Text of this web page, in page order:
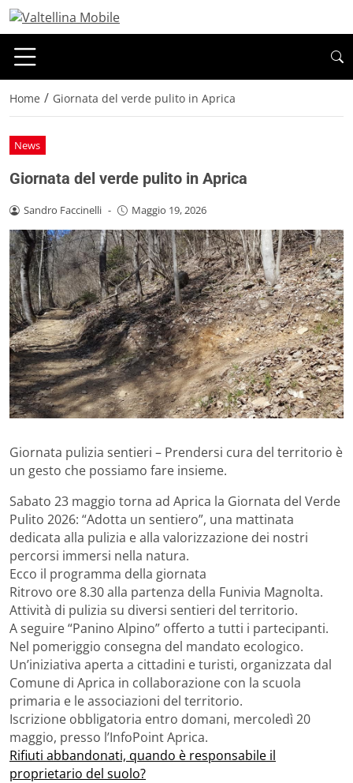
Home / Giornata del verde pulito in Aprica
News
Giornata del verde pulito in Aprica
Sandro Faccinelli - Maggio 19, 2026
Giornata pulizia sentieri – Prendersi cura del territorio è
un gesto che possiamo fare insieme.
Sabato 23 maggio torna ad Aprica la Giornata del Verde
Pulito 2026: “Adotta un sentiero”, una mattinata
dedicata alla pulizia e alla valorizzazione dei nostri
percorsi immersi nella natura.
Ecco il programma della giornata
Ritrovo ore 8.30 alla partenza della Funivia Magnolta.
Attività di pulizia su diversi sentieri del territorio.
A seguire “Panino Alpino” offerto a tutti i partecipanti.
Nel pomeriggio consegna del mandato ecologico.
Un’iniziativa aperta a cittadini e turisti, organizzata dal
Comune di Aprica in collaborazione con la scuola
primaria e le associazioni del territorio.
Iscrizione obbligatoria entro domani, mercoledì 20
maggio, presso l’InfoPoint Aprica.
Rifiuti abbandonati, quando è responsabile il
proprietario del suolo?